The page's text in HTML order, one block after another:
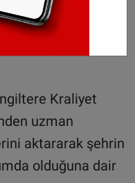
dedi.
Kraliyet
uzman
aktararak şehrin
olduğuna dair